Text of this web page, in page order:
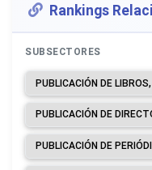
Rankings
SUBSECTORES